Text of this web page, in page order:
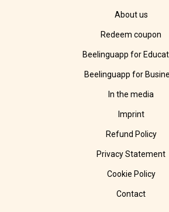
About us
Redeem coupon
Beelinguapp for
Beelinguapp for
In the media
Imprint
Refund Policy
Privacy Statement
Cookie Policy
Contact